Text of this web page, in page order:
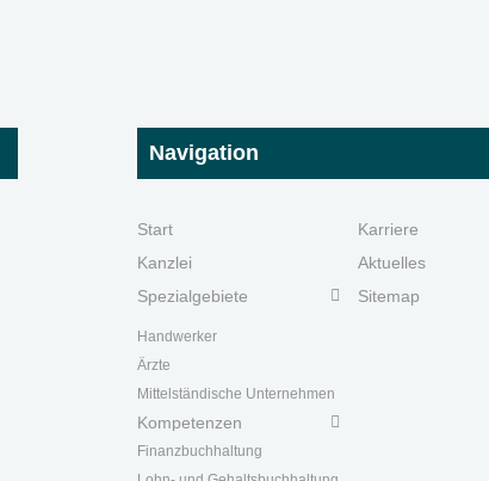
Navigation
Start
Kanzlei
Spezialgebiete
Handwerker
Ärzte
Mittelständische Unternehmen
Kompetenzen
Finanzbuchhaltung
Karriere
Aktuelles
Sitemap